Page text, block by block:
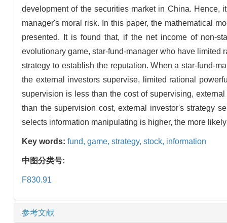
development of the securities market in China. Hence,
manager's moral risk. In this paper, the mathematical
presented. It is found that, if the net income of non-
evolutionary game, star-fund-manager who have limited
strategy to establish the reputation. When a star-fund-
the external investors supervise, limited rational
supervision is less than the cost of supervising,
than the supervision cost, external investor's strategy
selects information manipulating is higher, the more
Key words: fund, game, strategy, stock, information
中图分类号:
F830.91
参考文献